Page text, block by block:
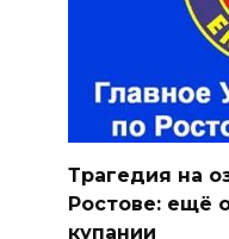
Трагедия на
Ростове: ещё
купании